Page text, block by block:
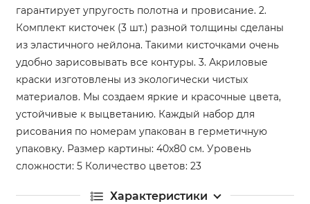
гарантирует упругость полотна и провисание. 2.
Комплект кисточек (3 шт.) разной толщины сделаны
из эластичного нейлона. Такими кисточками очень
удобно зарисовывать все контуры. 3. Акриловые
краски изготовлены из экологически чистых
материалов. Мы создаем яркие и красочные цвета,
устойчивые к выцветанию. Каждый набор для
рисования по номерам упакован в герметичную
упаковку. Размер картины: 40х80 см. Уровень
сложности: 5 Количество цветов: 23
Характеристики